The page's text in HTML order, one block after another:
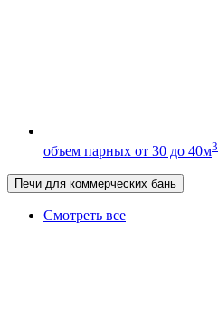
объем парных от 30 до 40м3
Печи для коммерческих бань
Смотреть все